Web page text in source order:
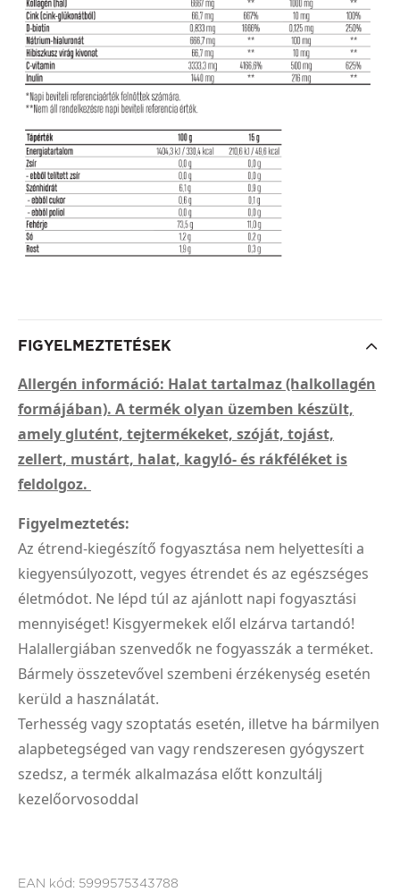
FIGYELMEZTETÉSEK
Allergén információ: Halat tartalmaz (halkollagén
formájában). A termék olyan üzemben készült,
amely glutént, tejtermékeket, szóját, tojást,
zellert, mustárt, halat, kagyló- és rákféléket is
feldolgoz.
Figyelmeztetés:
Az étrend-kiegészítő fogyasztása nem helyettesíti a
kiegyensúlyozott, vegyes étrendet és az egészséges
életmódot. Ne lépd túl az ajánlott napi fogyasztási
mennyiséget! Kisgyermekek elől elzárva tartandó!
Halallergiában szenvedők ne fogyasszák a terméket.
Bármely összetevővel szembeni érzékenység esetén
kerüld a használatát.
Terhesség vagy szoptatás esetén, illetve ha bármilyen
alapbetegséged van vagy rendszeresen gyógyszert
szedsz, a termék alkalmazása előtt konzultálj
kezelőorvosoddal
EAN kód: 5999575343788